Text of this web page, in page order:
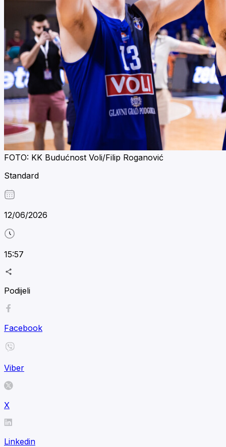
FOTO: KK Budućnost Voli/Filip Roganović
Standard
12/06/2026
15:57
Podijeli
Facebook
Viber
X
Linkedin